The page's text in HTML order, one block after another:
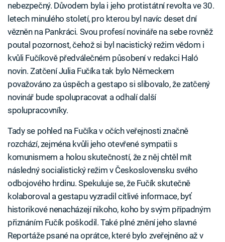
nebezpečný. Důvodem byla i jeho protistátní revolta ve 30.
letech minulého století, pro kterou byl navíc deset dní
vězněn na Pankráci. Svou profesí novináře na sebe rovněž
poutal pozornost, čehož si byl nacistický režim vědom i
kvůli Fučíkově předválečném působení v redakci Haló
novin. Zatčení Julia Fučíka tak bylo Německem
považováno za úspěch a gestapo si slibovalo, že zatčený
novinář bude spolupracovat a odhalí další
spolupracovníky.
Tady se pohled na Fučíka v očích veřejnosti značně
rozchází, zejména kvůli jeho otevřené sympatii s
komunismem a holou skutečností, že z něj chtěl mít
následný socialistický režim v Československu svého
odbojového hrdinu. Spekuluje se, že Fučík skutečně
kolaboroval a gestapu vyzradil citlivé informace, byť
historikové nenacházejí nikoho, koho by svým případným
přiznáním Fučík poškodil. Také plné znění jeho slavné
Reportáže psané na oprátce, které bylo zveřejněno až v